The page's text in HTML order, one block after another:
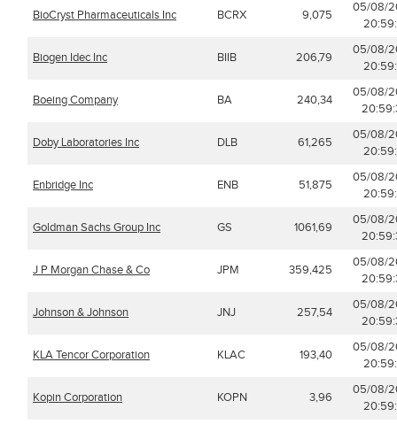
BioCryst Pharmaceuticals Inc BCRX 9,075
05/08/
Biogen Idec Inc BIIB 206,79
05/08/
Boeing Company BA 240,34
05/08/
Doby Laboratories Inc DLB 61,265
05/08/
Enbridge Inc ENB 51,875
05/08/
Goldman Sachs Group Inc GS 1061,69
05/08/
J P Morgan Chase & Co JPM 359,425
05/08/
Johnson & Johnson JNJ 257,54
05/08/
KLA Tencor Corporation KLAC 193,40
05/08/
Kopin Corporation KOPN 3,96
05/08/